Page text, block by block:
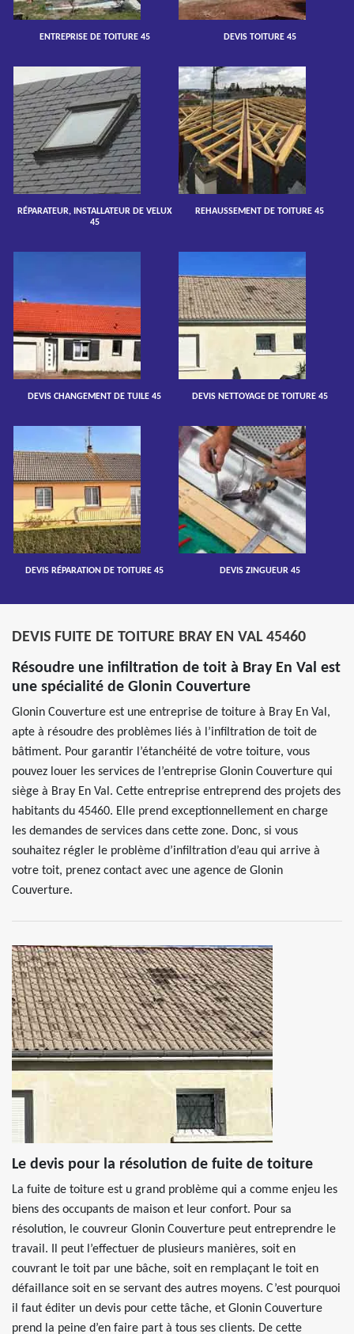
ENTREPRISE DE TOITURE 45 DEVIS TOITURE 45
RÉPARATEUR, INSTALLATEUR DE VELUX
45
REHAUSSEMENT DE TOITURE 45
DEVIS CHANGEMENT DE TUILE 45 DEVIS NETTOYAGE DE TOITURE 45
DEVIS RÉPARATION DE TOITURE 45 DEVIS ZINGUEUR 45
DEVIS FUITE DE TOITURE BRAY EN VAL 45460
Résoudre une infiltration de toit à Bray En Val est
une spécialité de Glonin Couverture
Glonin Couverture est une entreprise de toiture à Bray En Val,
apte à résoudre des problèmes liés à l’infiltration de toit de
bâtiment. Pour garantir l’étanchéité de votre toiture, vous
pouvez louer les services de l’entreprise Glonin Couverture qui
siège à Bray En Val. Cette entreprise entreprend des projets des
habitants du 45460. Elle prend exceptionnellement en charge
les demandes de services dans cette zone. Donc, si vous
souhaitez régler le problème d’infiltration d’eau qui arrive à
votre toit, prenez contact avec une agence de Glonin
Couverture.
Le devis pour la résolution de fuite de toiture
La fuite de toiture est u grand problème qui a comme enjeu les
biens des occupants de maison et leur confort. Pour sa
résolution, le couvreur Glonin Couverture peut entreprendre le
travail. Il peut l’effectuer de plusieurs manières, soit en
couvrant le toit par une bâche, soit en remplaçant le toit en
défaillance soit en se servant des autres moyens. C’est pourquoi
il faut éditer un devis pour cette tâche, et Glonin Couverture
prend la peine d’en faire part à tous ses clients. De cette